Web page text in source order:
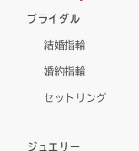
ブライダル
結婚指輪
婚約指輪
セットリング
ジュエリー